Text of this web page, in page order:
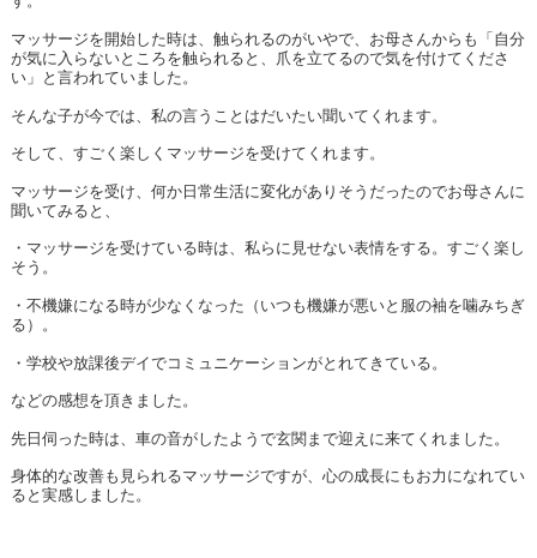
マッサージを開始した時は、触られるのがいやで、お母さんからも「自分
が気に入らないところを触られると、爪を立てるので気を付けてくださ
い」と言われていました。
そんな子が今では、私の言うことはだいたい聞いてくれます。
そして、すごく楽しくマッサージを受けてくれます。
マッサージを受け、何か日常生活に変化がありそうだったのでお母さんに
聞いてみると、
・マッサージを受けている時は、私らに見せない表情をする。すごく楽し
そう。
・不機嫌になる時が少なくなった（いつも機嫌が悪いと服の袖を噛みちぎ
る）。
・学校や放課後デイでコミュニケーションがとれてきている。
などの感想を頂きました。
先日伺った時は、車の音がしたようで玄関まで迎えに来てくれました。
身体的な改善も見られるマッサージですが、心の成長にもお力になれてい
ると実感しました。